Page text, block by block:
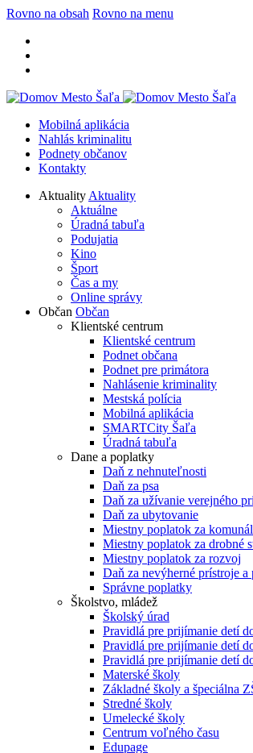
Rovno na obsah Rovno na menu
Mobilná aplikácia
Nahlás kriminalitu
Podnety občanov
Kontakty
Aktuality Aktuality
Aktuálne
Úradná tabuľa
Podujatia
Kino
Šport
Čas a my
Online správy
Občan Občan
Klientské centrum
Klientské centrum
Podnet občana
Podnet pre primátora
Nahlásenie kriminality
Mestská polícia
Mobilná aplikácia
SMARTCity Šaľa
Úradná tabuľa
Dane a poplatky
Daň z nehnuteľnosti
Daň za psa
Daň za užívanie verejného
Daň za ubytovanie
Miestny poplatok za
Miestny poplatok za drobné
Miestny poplatok za rozvoj
Daň za nevýherné prístroje a
Správne poplatky
Školstvo, mládež
Školský úrad
Pravidlá pre prijímanie detí
Pravidlá pre prijímanie detí
Pravidlá pre prijímanie detí
Materské školy
Základné školy a špeciálna
Stredné školy
Umelecké školy
Centrum voľného času
Edupage